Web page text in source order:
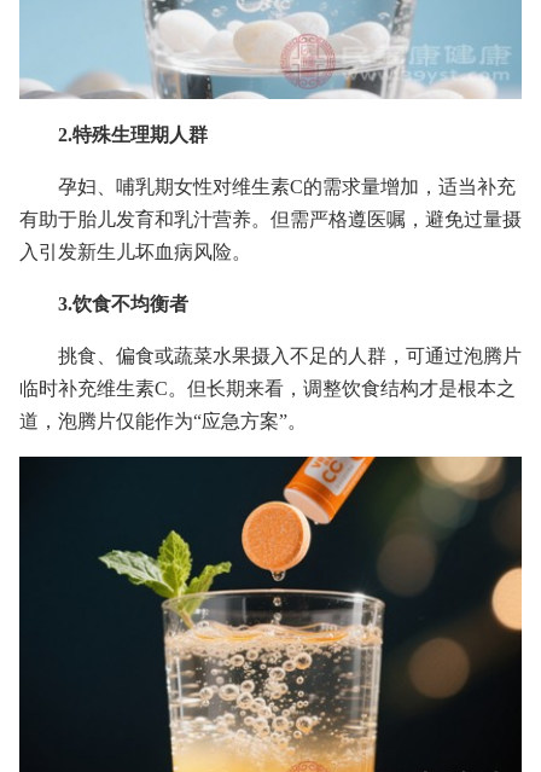
2.特殊生理期人群
孕妇、哺乳期女性对维生素C的需求量增加，适当补充
有助于胎儿发育和乳汁营养。但需严格遵医嘱，避免过量摄
入引发新生儿坏血病风险。
3.饮食不均衡者
挑食、偏食或蔬菜水果摄入不足的人群，可通过泡腾片
临时补充维生素C。但长期来看，调整饮食结构才是根本之
道，泡腾片仅能作为“应急方案”。